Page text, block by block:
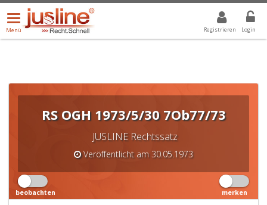
Registrieren Login
Menü
öffnen/schließen
Menü
ALLE DROPDOWN: GEWÄHLTER WERT IST ALLE
RS OGH 1973/5/30 7Ob77/73
JUSLINE Rechtssatz
Veröffentlicht am 30.05.1973
beobachten merken